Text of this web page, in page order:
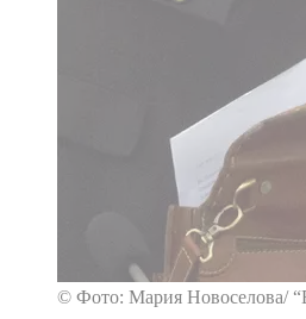
© Фото: Мария Новоселова/